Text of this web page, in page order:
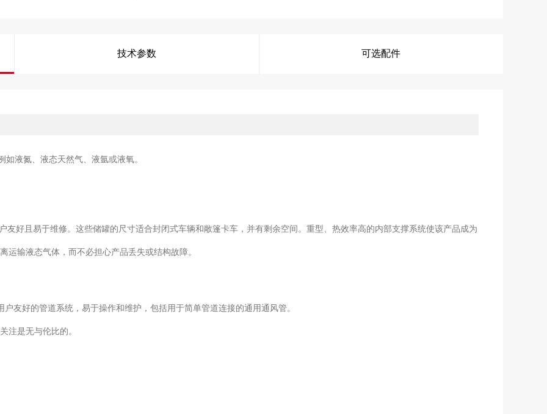
技术参数 可选配件
液氮、液态天然气、液氩或液氧。
友好且易于维修。这些储罐的尺寸适合封闭式车辆和敞篷卡车，并有剩余空间。重型、热效率高的内部支撑系统使该产品成为
输液态气体，而不必担心产品丢失或结构故障。
友好的管道系统，易于操作和维护，包括用于简单管道连接的通用通风管。
注是无与伦比的。